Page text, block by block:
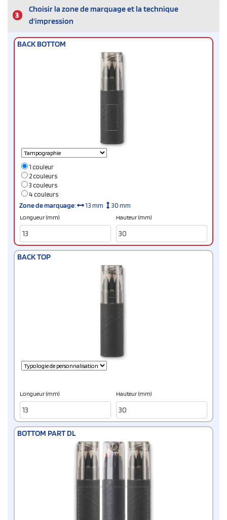
3
Choisir la zone de marquage et la technique
d'impression
BACK BOTTOM
1 couleur
2 couleurs
3 couleurs
4 couleurs
Zone de marquage: 13 mm 30 mm
Longueur (mm) Hauteur (mm)
BACK TOP
Longueur (mm) Hauteur (mm)
BOTTOM PART DL